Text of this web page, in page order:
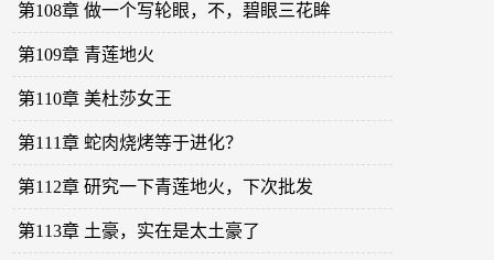
第108章 做一个写轮眼，不，碧眼三花眸
第109章 青莲地火
第110章 美杜莎女王
第111章 蛇肉烧烤等于进化？
第112章 研究一下青莲地火，下次批发
第113章 土豪，实在是太土豪了